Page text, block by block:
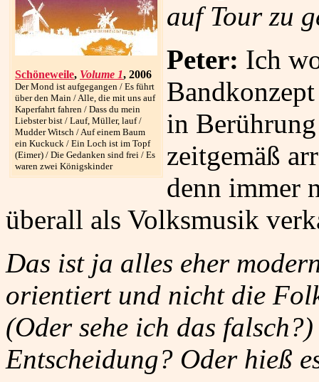
Schöneweile, Volume 1, 2006
Der Mond ist aufgegangen / Es führt
über den Main / Alle, die mit uns auf
Kaperfahrt fahren / Dass du mein
Liebster bist / Lauf, Müller, lauf /
Mudder Witsch / Auf einem Baum
ein Kuckuck / Ein Loch ist im Topf
(Eimer) / Die Gedanken sind frei / Es
waren zwei Königskinder
auf Tour zu
Peter: Ich
in
zeitgemäß
denn immer
überall als Volksmusik
Das ist ja alles eher
orientiert und nicht die
(Oder sehe ich das
Entscheidung? Oder hieß